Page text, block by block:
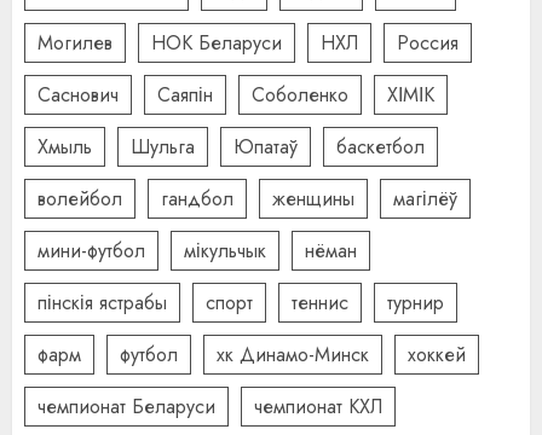
Могилев
НОК Беларуси НХЛ
Россия
Саснович
Саяпін Соболенко
ХІМІК
Хмыль
Шульга Юпатаў
баскетбол
волейбол
гандбол женщины
магілёў
мини-футбол
мікульчык
нёман
пінскія ястрабы
спорт теннис
турнир
фарм
футбол хк Динамо-Минск
хоккей
чемпионат Беларуси
чемпионат КХЛ